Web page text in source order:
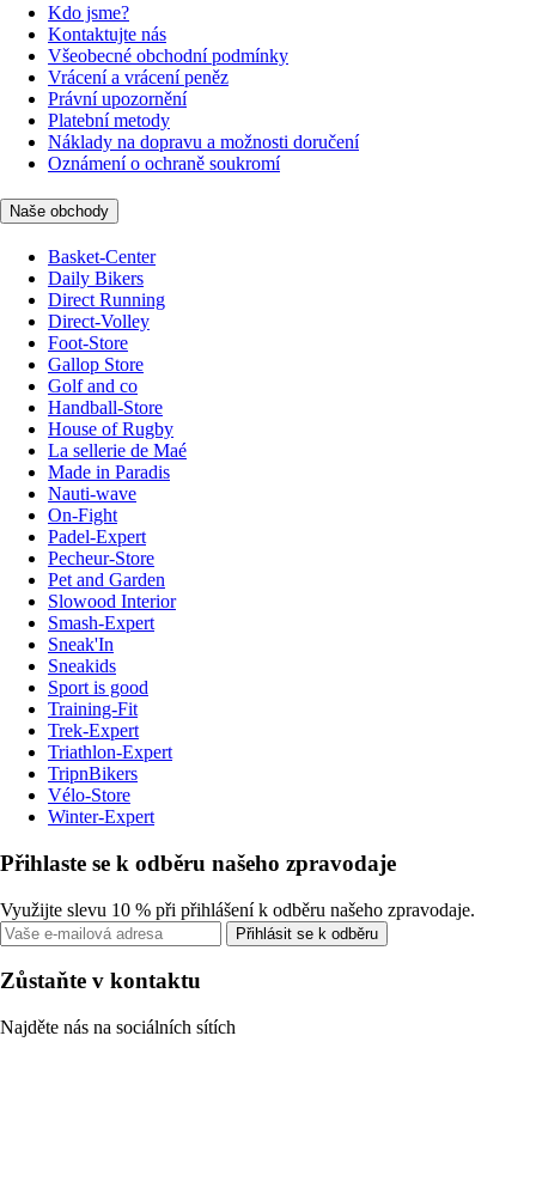
Kdo jsme?
Kontaktujte nás
Všeobecné obchodní podmínky
Vrácení a vrácení peněz
Právní upozornění
Platební metody
Náklady na dopravu a možnosti doručení
Oznámení o ochraně soukromí
Naše obchody
Basket-Center
Daily Bikers
Direct Running
Direct-Volley
Foot-Store
Gallop Store
Golf and co
Handball-Store
House of Rugby
La sellerie de Maé
Made in Paradis
Nauti-wave
On-Fight
Padel-Expert
Pecheur-Store
Pet and Garden
Slowood Interior
Smash-Expert
Sneak'In
Sneakids
Sport is good
Training-Fit
Trek-Expert
Triathlon-Expert
TripnBikers
Vélo-Store
Winter-Expert
Přihlaste se k odběru našeho zpravodaje
Využijte slevu 10 % při přihlášení k odběru našeho zpravodaje.
Přihlásit se k odběru
Zůstaňte v kontaktu
Najděte nás na sociálních sítích